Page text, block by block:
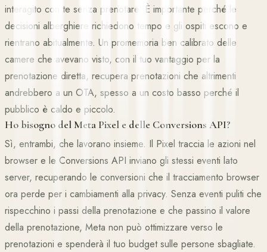
interagito con te senza prenotare. È importante perché le
decisioni alberghiere richiedono tempo e gli ospiti escono e
rientrano abitualmente. Un promemoria ben calibrato delle
camere che avevano visto, con il tuo vantaggio per la
prenotazione diretta, recupera prenotazioni che altrimenti
andrebbero a un OTA, spesso a un costo basso perché il
pubblico è caldo e piccolo.
Ho bisogno del Meta Pixel e delle Conversions API?
Sì, entrambi, che lavorano insieme. Il Pixel traccia le azioni nel
browser e le Conversions API inviano gli stessi eventi lato
server, recuperando le conversioni che il tracciamento browser
ora perde per i cambiamenti alla privacy. Senza eventi puliti che
rispecchino i passi della prenotazione e che passino il valore
della prenotazione, Meta non può ottimizzare verso le
prenotazioni e spenderà il tuo budget sulle persone sbagliate.